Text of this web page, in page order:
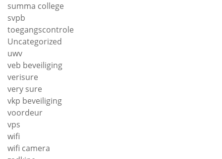
summa college
svpb
toegangscontrole
Uncategorized
uwv
veb beveiliging
verisure
very sure
vkp beveiliging
voordeur
vps
wifi
wifi camera